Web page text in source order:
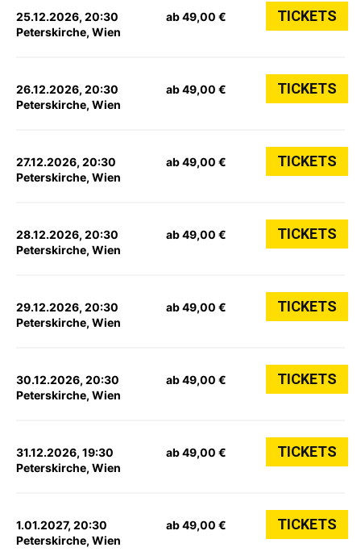
25.12.2026, 20:30
Peterskirche, Wien
ab 49,00 € TICKETS
26.12.2026, 20:30
Peterskirche, Wien
ab 49,00 € TICKETS
27.12.2026, 20:30
Peterskirche, Wien
ab 49,00 € TICKETS
28.12.2026, 20:30
Peterskirche, Wien
ab 49,00 € TICKETS
29.12.2026, 20:30
Peterskirche, Wien
ab 49,00 € TICKETS
30.12.2026, 20:30
Peterskirche, Wien
ab 49,00 € TICKETS
31.12.2026, 19:30
Peterskirche, Wien
ab 49,00 € TICKETS
1.01.2027, 20:30
Peterskirche, Wien
ab 49,00 € TICKETS